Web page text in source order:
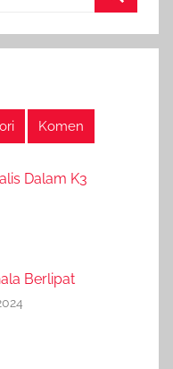
Komen
Dalam K3
Berlipat